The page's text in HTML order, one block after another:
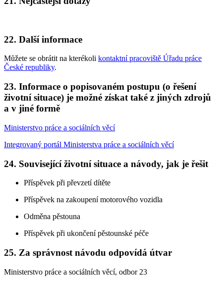
22. Další informace
Můžete se obrátit na kterékoli kontaktní pracoviště Úřadu práce
České republiky.
23. Informace o popisovaném postupu (o řešení
životní situace) je možné získat také z jiných zdrojů
a v jiné formě
Ministerstvo práce a sociálních věcí
Integrovaný portál Ministerstva práce a sociálních věcí
24. Související životní situace a návody, jak je řešit
Příspěvek při převzetí dítěte
Příspěvek na zakoupení motorového vozidla
Odměna pěstouna
Příspěvek při ukončení pěstounské péče
25. Za správnost návodu odpovídá útvar
Ministerstvo práce a sociálních věcí, odbor 23